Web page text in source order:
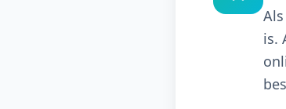
is.